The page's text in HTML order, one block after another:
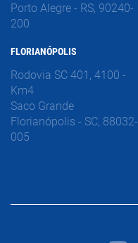
Porto Alegre - RS, 90240-
200
FLORIANÓPOLIS
Rodovia SC 401, 4100 -
Km4
Saco Grande
Florianópolis - SC, 88032-
005